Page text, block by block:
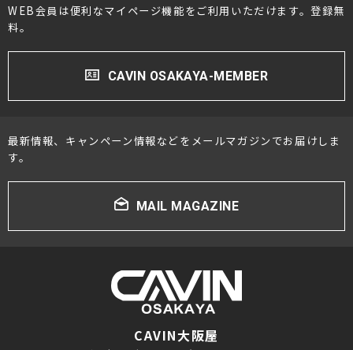
WEB会員は便利なマイページ機能をご利用いただけます。登録無
料。
CAVIN OSAKAYA-MEMBER
最新情報、キャンペーン情報などをメールマガジンでお届けしま
す。
MAIL MAGAZINE
CAVIN大阪屋